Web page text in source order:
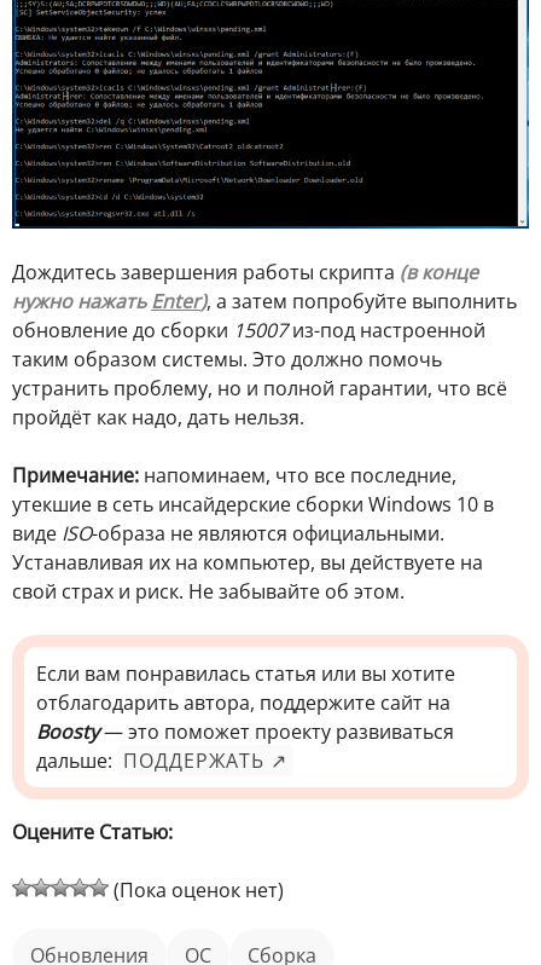
Дождитесь завершения работы скрипта (в конце
нужно нажатьEnter), а затем попробуйте выполнить
обновление до сборки 15007из-под настроенной
таким образом системы. Это должно помочь
устранить проблему, но и полной гарантии, что всё
пройдёт как надо, дать нельзя.
Примечание: напоминаем, что все последние,
утекшие в сеть инсайдерские сборки Windows 10 в
виде ISO-образа не являются официальными.
Устанавливая их на компьютер, вы действуете на
свой страх и риск. Не забывайте об этом.
Если вам понравилась статья или вы хотите
отблагодарить автора, поддержите сайт на
Boosty— это поможет проекту развиваться
дальше: ПОДДЕРЖАТЬ ↗
Оцените Статью:
(Пока оценок нет)
обновления ОС сборка